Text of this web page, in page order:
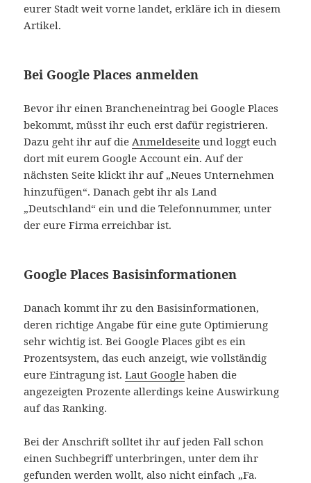
eurer Stadt weit vorne landet, erkläre ich in diesem
Artikel.
Bei Google Places anmelden
Bevor ihr einen Brancheneintrag bei Google Places
bekommt, müsst ihr euch erst dafür registrieren.
Dazu geht ihr auf die Anmeldeseite und loggt euch
dort mit eurem Google Account ein. Auf der
nächsten Seite klickt ihr auf „Neues Unternehmen
hinzufügen“. Danach gebt ihr als Land
„Deutschland“ ein und die Telefonnummer, unter
der eure Firma erreichbar ist.
Google Places Basisinformationen
Danach kommt ihr zu den Basisinformationen,
deren richtige Angabe für eine gute Optimierung
sehr wichtig ist. Bei Google Places gibt es ein
Prozentsystem, das euch anzeigt, wie vollständig
eure Eintragung ist.Laut Google haben die
angezeigten Prozente allerdings keine Auswirkung
auf das Ranking.
Bei der Anschrift solltet ihr auf jeden Fall schon
einen Suchbegriff unterbringen, unter dem ihr
gefunden werden wollt, also nicht einfach „Fa.